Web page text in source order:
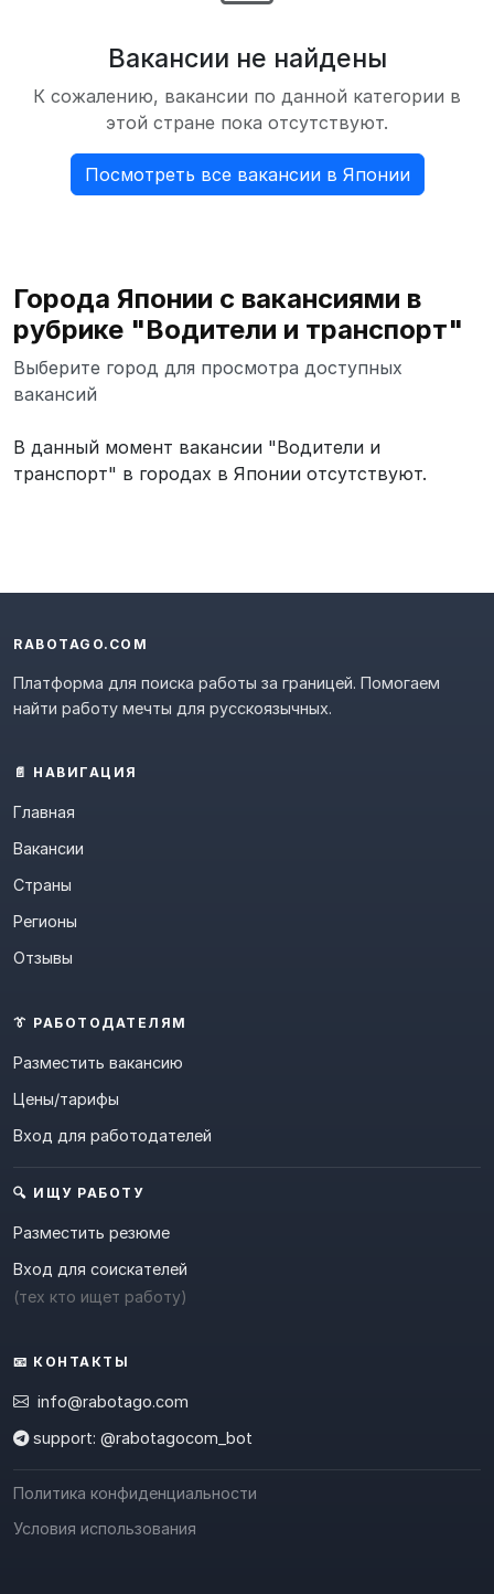
Вакансии не найдены
К сожалению, вакансии по данной категории в
этой стране пока отсутствуют.
Посмотреть все вакансии в Японии
Города Японии с вакансиями в
рубрике "Водители и транспорт"
Выберите город для просмотра доступных
вакансий
В данный момент вакансии "Водители и
транспорт" в городах в Японии отсутствуют.
RABOTAGO.COM
Платформа для поиска работы за границей. Помогаем
найти работу мечты для русскоязычных.
📄 НАВИГАЦИЯ
Главная
Вакансии
Страны
Регионы
Отзывы
👔 РАБОТОДАТЕЛЯМ
Разместить вакансию
Цены/тарифы
Вход для работодателей
🔍 ИЩУ РАБОТУ
Разместить резюме
Вход для соискателей
(тех кто ищет работу)
📧 КОНТАКТЫ
info@rabotago.com
support: @rabotagocom_bot
Политика конфиденциальности
Условия использования